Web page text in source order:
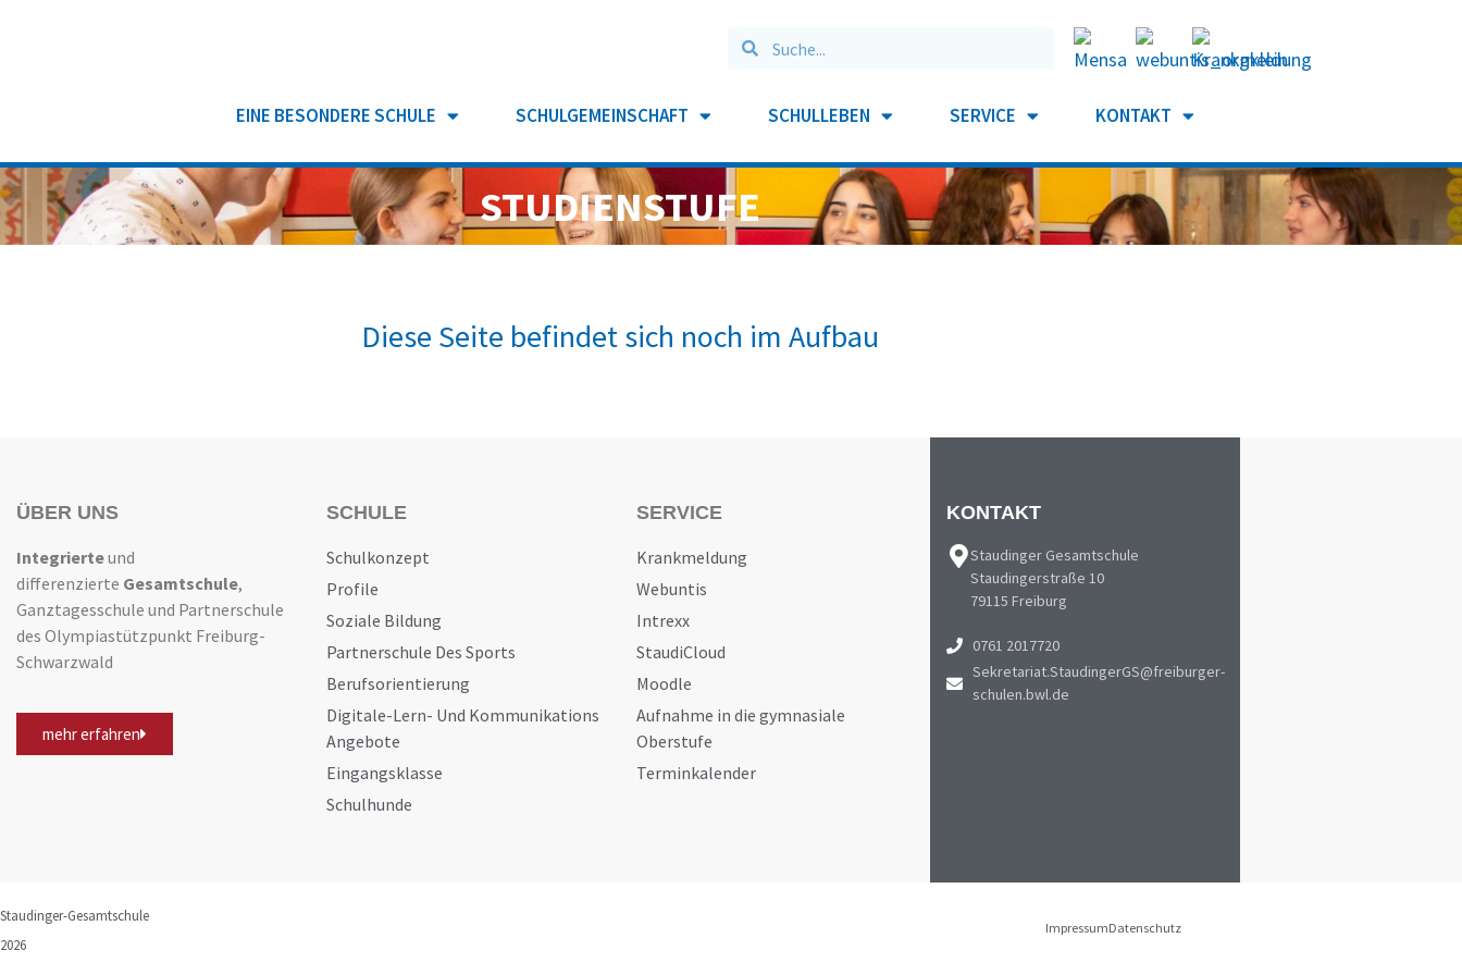
EINE BESONDERE SCHULE SCHULGEMEINSCHAFT SCHULLEBEN SERVICE KONTAKT
STUDIENSTUFE
Diese Seite befindet sich noch im Aufbau
ÜBER UNS
Integrierteund
differenzierte Gesamtschule,
Ganztagesschule und Partnerschule
des Olympiastützpunkt Freiburg-
Schwarzwald
mehr erfahren
SCHULE
Schulkonzept
Profile
Soziale Bildung
Partnerschule Des Sports
Berufsorientierung
Digitale-Lern- Und Kommunikations
Angebote
Eingangsklasse
Schulhunde
SERVICE
Krankmeldung
Webuntis
Intrexx
StaudiCloud
Moodle
Aufnahme in die gymnasiale
Oberstufe
Terminkalender
KONTAKT
Staudinger Gesamtschule
Staudingerstraße 10
79115 Freiburg
0761 2017720
Sekretariat.StaudingerGS@freiburger-
schulen.bwl.de
Staudinger-Gesamtschule
2026
ImpressumDatenschutz